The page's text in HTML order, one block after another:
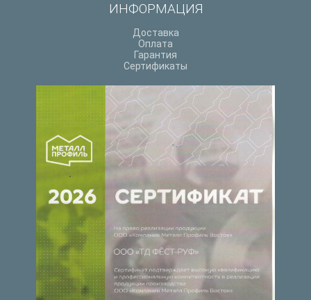
ИНФОРМАЦИЯ
Доставка
Оплата
Гарантия
Сертификаты